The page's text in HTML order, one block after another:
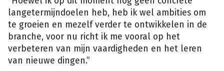
langetermijndoelen heb, heb ik wel ambities om
te groeien en mezelf verder te ontwikkelen in de
branche, voor nu richt ik me vooral op het
verbeteren van mijn vaardigheden en het leren
van nieuwe dingen.”